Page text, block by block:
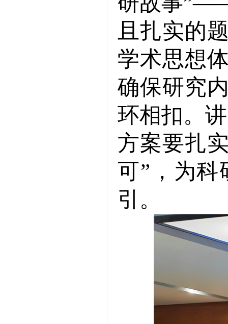
且扎实的
学术思想
确保研究
环相扣。
方案要扎
可”，为科
引。